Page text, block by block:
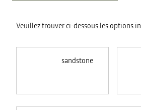
Veuillez trouver ci-dessous les options
sandstone